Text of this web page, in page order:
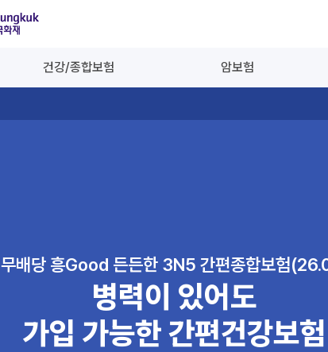
건강/종합보험 암보험
무배당 흥Good 든든한 3N5 간편종합보험
병력이 있어도
가입 가능한 간편건강보험